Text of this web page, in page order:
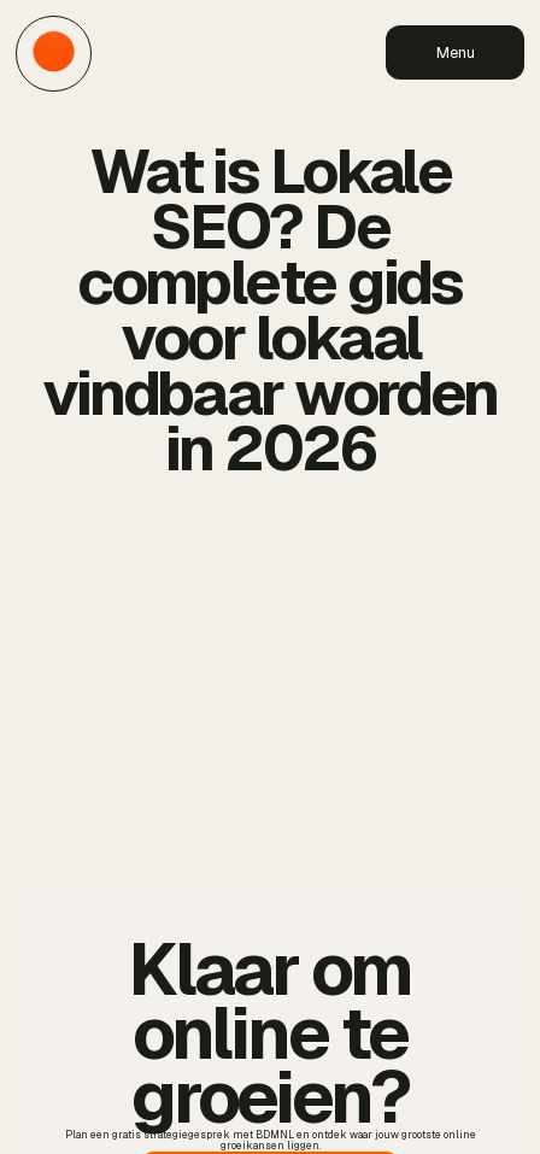
Menu
Wat is Lokale
SEO? De
complete gids
voor lokaal
vindbaar worden
in 2026
Klaar om
online te
groeien?
Plan een gratis strategiegesprek met BDMNL en ontdek waar jouw grootste online
groeikansen liggen.